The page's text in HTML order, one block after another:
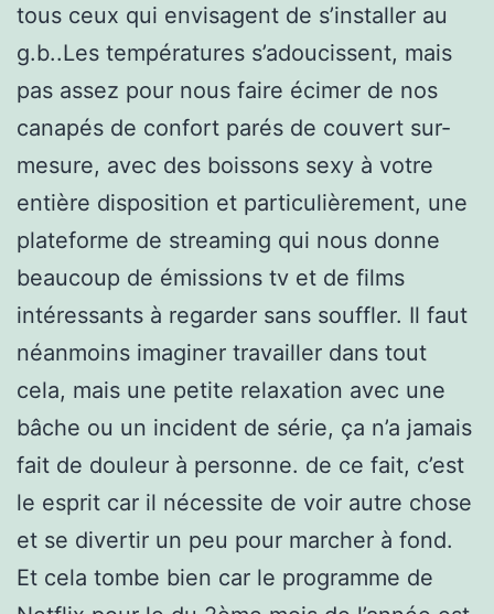
tous ceux qui envisagent de s’installer au
g.b..Les températures s’adoucissent, mais
pas assez pour nous faire écimer de nos
canapés de confort parés de couvert sur-
mesure, avec des boissons sexy à votre
entière disposition et particulièrement, une
plateforme de streaming qui nous donne
beaucoup de émissions tv et de films
intéressants à regarder sans souffler. Il faut
néanmoins imaginer travailler dans tout
cela, mais une petite relaxation avec une
bâche ou un incident de série, ça n’a jamais
fait de douleur à personne. de ce fait, c’est
le esprit car il nécessite de voir autre chose
et se divertir un peu pour marcher à fond.
Et cela tombe bien car le programme de